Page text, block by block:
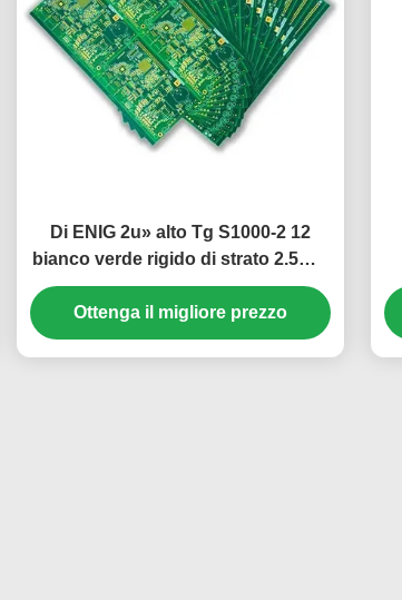
Di ENIG 2u» alto Tg S1000-2 12
bianco verde rigido di strato 2.5mm
del PWB
Ottenga il migliore prezzo